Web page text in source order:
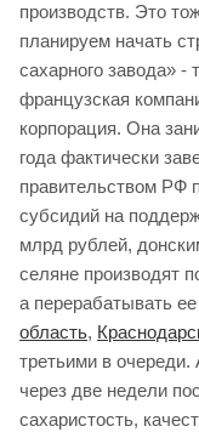
производств. Это
планируем начать
сахарного завода» -
французская
корпорация. Она
года фактически
правительством РФ
субсидий на
млрд рублей,
селяне производят
а перерабатывать
область,
третьими в очереди.
через две недели
сахаристость,